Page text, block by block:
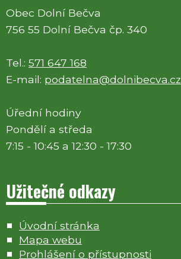
Obec Dolní Bečva
756 55 Dolní Bečva čp. 340
Tel.: 571 647 168
E-mail: podatelna@dolnibecva.cz
Úřední hodiny
Pondělí a středa
7:15 - 10:45 a 12:30 - 17:30
Užitečné odkazy
Úvodní stránka
Mapa webu
Prohlášení o přístupnosti